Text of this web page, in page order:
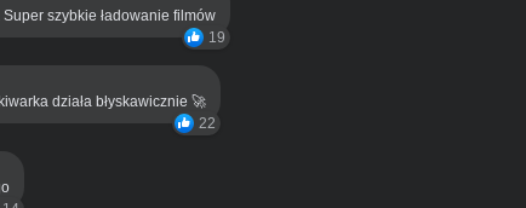
szybkie ładowanie filmów
19
działa błyskawicznie 🚀
22